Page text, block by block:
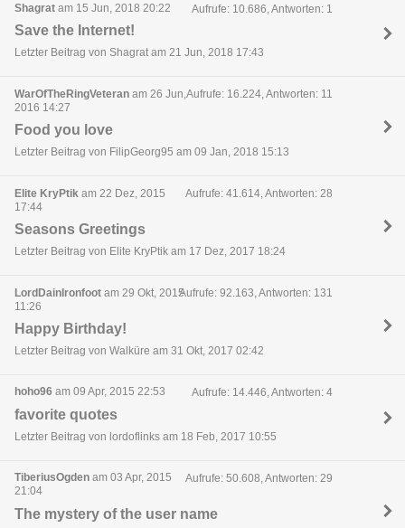
Shagrat am 15 Jun, 2018 20:22 Aufrufe: 10.686, Antworten: 1
Save the Internet!
Letzter Beitrag von Shagrat am 21 Jun, 2018 17:43
WarOfTheRingVeteran am 26 Jun,
2016 14:27
Aufrufe: 16.224, Antworten: 11
Food you love
Letzter Beitrag von FilipGeorg95 am 09 Jan, 2018 15:13
Elite KryPtik am 22 Dez, 2015
17:44
Aufrufe: 41.614, Antworten: 28
Seasons Greetings
Letzter Beitrag von Elite KryPtik am 17 Dez, 2017 18:24
LordDainIronfoot am 29 Okt, 2015
11:26
Aufrufe: 92.163, Antworten: 131
Happy Birthday!
Letzter Beitrag von Walküre am 31 Okt, 2017 02:42
hoho96 am 09 Apr, 2015 22:53 Aufrufe: 14.446, Antworten: 4
favorite quotes
Letzter Beitrag von lordoflinks am 18 Feb, 2017 10:55
TiberiusOgden am 03 Apr, 2015
21:04
Aufrufe: 50.608, Antworten: 29
The mystery of the user name